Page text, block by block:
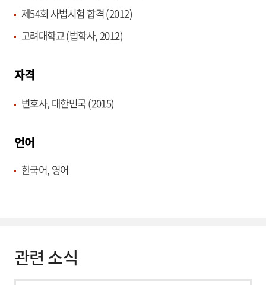
제54회 사법시험 합격 (2012)
고려대학교 (법학사, 2012)
자격
변호사, 대한민국 (2015)
언어
한국어, 영어
관련 소식